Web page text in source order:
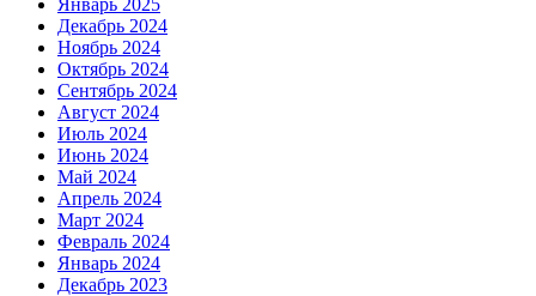
Декабрь 2024
Ноябрь 2024
Октябрь 2024
Сентябрь 2024
Август 2024
Июль 2024
Июнь 2024
Май 2024
Апрель 2024
Март 2024
Февраль 2024
Январь 2024
Декабрь 2023